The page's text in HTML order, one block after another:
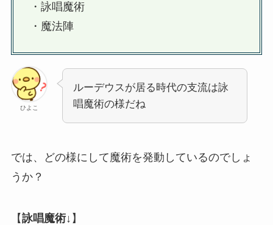
・詠唱魔術
・魔法陣
ひよこ
ルーデウスが居る時代の支流は詠
唱魔術の様だね
では、どの様にして魔術を発動しているのでしょ
うか？
【詠唱魔術↓ 】